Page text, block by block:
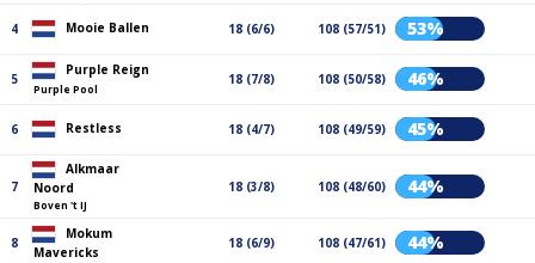
4 Mooie Ballen 18 (6/6) 108 (57/51) 53%
5
Purple Reign
Purple Pool
18 (7/8) 108 (50/58) 46%
6 Restless 18 (4/7) 108 (49/59) 45%
7
Alkmaar
Noord
Boven 't IJ
18 (3/8) 108 (48/60) 44%
8
Mokum
Mavericks
18 (6/9) 108 (47/61) 44%